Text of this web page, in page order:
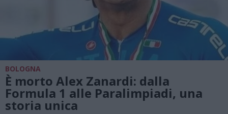
BOLOGNA
È morto Alex Zanardi: dalla
Formula 1 alle Paralimpiadi, una
storia unica